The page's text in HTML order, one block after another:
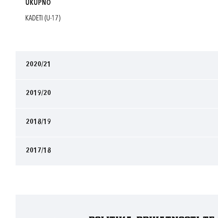
UKUPNO
KADETI (U-17)
2020/21
2019/20
2018/19
2017/18